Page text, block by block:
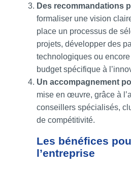
Des recommandations
formaliser une vision
place un processus de
projets, développer des
technologiques ou
budget spécifique à
Un accompagnement
mise en œuvre, grâce à
conseillers spécialisés,
de compétitivité.
Les bénéfices
l’entreprise